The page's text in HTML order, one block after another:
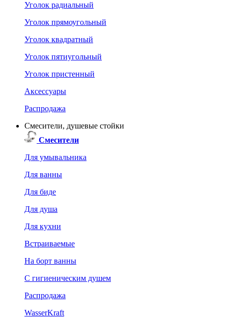
Уголок радиальный
Уголок прямоугольный
Уголок квадратный
Уголок пятиугольный
Уголок пристенный
Аксессуары
Распродажа
Смесители, душевые стойки
Смесители
Для умывальника
Для ванны
Для биде
Для душа
Для кухни
Встраиваемые
На борт ванны
C гигиеническим душем
Распродажа
WasserKraft